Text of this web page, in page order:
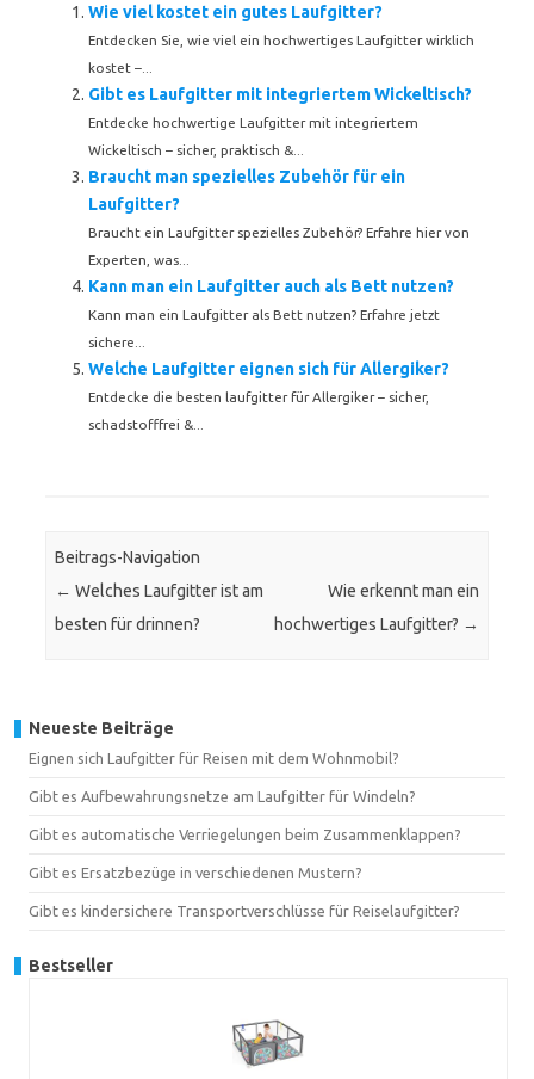
Wie viel kostet ein gutes Laufgitter?
Entdecken Sie, wie viel ein hochwertiges Laufgitter wirklich
kostet –...
Gibt es Laufgitter mit integriertem Wickeltisch?
Entdecke hochwertige Laufgitter mit integriertem
Wickeltisch – sicher, praktisch &...
Braucht man spezielles Zubehör für ein
Laufgitter?
Braucht ein Laufgitter spezielles Zubehör? Erfahre hier von
Experten, was...
Kann man ein Laufgitter auch als Bett nutzen?
Kann man ein Laufgitter als Bett nutzen? Erfahre jetzt
sichere...
Welche Laufgitter eignen sich für Allergiker?
Entdecke die besten laufgitter für Allergiker – sicher,
schadstofffrei &...
Beitrags-Navigation
← Welches Laufgitter ist am
besten für drinnen?
Wie erkennt man ein
hochwertiges Laufgitter? →
Neueste Beiträge
Eignen sich Laufgitter für Reisen mit dem Wohnmobil?
Gibt es Aufbewahrungsnetze am Laufgitter für Windeln?
Gibt es automatische Verriegelungen beim Zusammenklappen?
Gibt es Ersatzbezüge in verschiedenen Mustern?
Gibt es kindersichere Transportverschlüsse für Reiselaufgitter?
Bestseller